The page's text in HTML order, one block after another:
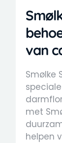
van
Smølke
met
helpen